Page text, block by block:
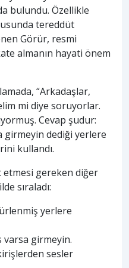
bulundu. Özellikle
tereddüt
Görür, resmi
almanın hayati önem
“Arkadaşlar,
mi diye soruyorlar.
Cevap şudur:
girmeyin dediği yerlere
kullandı.
etmesi gereken diğer
sıraladı:
yerlere
varsa girmeyin.
sesler